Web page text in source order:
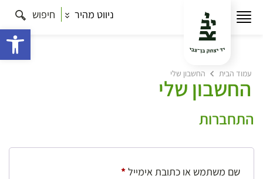
ניווט מהיר חיפוש
עמוד הבית החשבון שלי
החשבון שלי
התחברות
שם משתמש או כתובת אימייל*חובה